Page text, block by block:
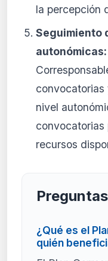
la percepción
Seguimiento
autonómicas:
convocatorias
nivel
convocatorias
recursos
¿Qué es el
quién